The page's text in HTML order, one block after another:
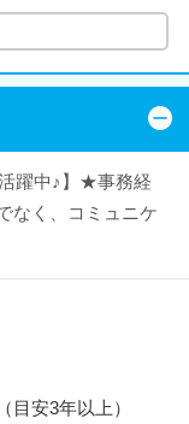
躍中♪】★事務経
なく、コミュニケ
安3年以上）